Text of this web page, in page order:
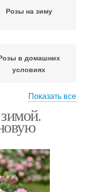
Розы на зиму
в домашних
условиях
Плетистые розы
Показать все